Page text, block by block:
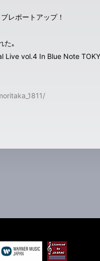
レポートアップ！
た｡
vol.4 In Blue Note